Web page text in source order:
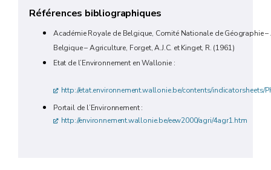
Références bibliographiques
Académie Royale de Belgique, Comité Nationale de Géographie
Belgique – Agriculture, Forget, A.J.C. et Kinget, R. (1961)
Etat de l’Environnement en Wallonie :
http://etat.environnement.wallonie.be/contents/indicatorsheets/
Portail de l’Environnement :
http://environnement.wallonie.be/eew2000/agri/4agr1.htm